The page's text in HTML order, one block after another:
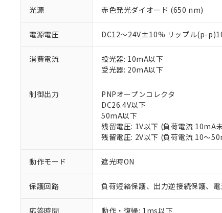
光源 赤色発光ダイオード (650 nm)
電源電圧 DC12～24V±10% リップル(p-
消費電流
投光器: 10mA以下
受光器: 20mA以下
制御出力
PNPオープンコレクタ
DC26.4V以下
50mA以下
残留電圧: 1V以下 (負荷電流 10mA
残留電圧: 2V以下 (負荷電流 10～
動作モード 遮光時ON
保護回路 負荷短絡保護、出力逆接続保護、
応答時間 動作・復帰: 1ms以下
以下の条件をお
対応済み：
対応予定：EU
対応予定なし：
があります。
※1 中国
「○」：最大均
「×」：最大均